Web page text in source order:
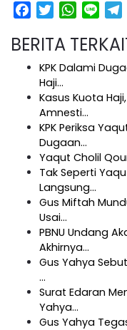
Facebook
Twitter Line
BERITA
KPK Dalami
Haji…
Kasus Kuota
Amnesti…
KPK Periksa
Dugaan…
Yaqut Cholil
Tak Seperti
Langsung…
Gus Miftah
Usai…
PBNU Undang
Akhirnya…
Gus Yahya
…
Surat Edaran
Yahya…
Gus Yahya